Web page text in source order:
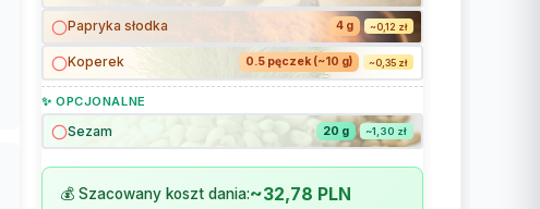
Papryka słodka 4 g ~0,12 zł
Koperek 0.5 pęczek (~10 g) ~0,35 zł
✨ OPCJONALNE
Sezam 20 g ~1,30 zł
💰 Szacowany koszt dania:~32,78 PLN